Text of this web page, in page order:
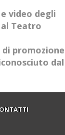
video degli
Teatro
promozione
dal